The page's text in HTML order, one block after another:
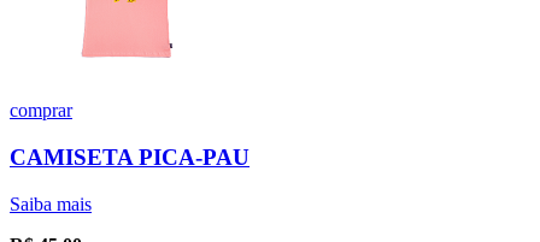
comprar
CAMISETA PICA-PAU
Saiba mais